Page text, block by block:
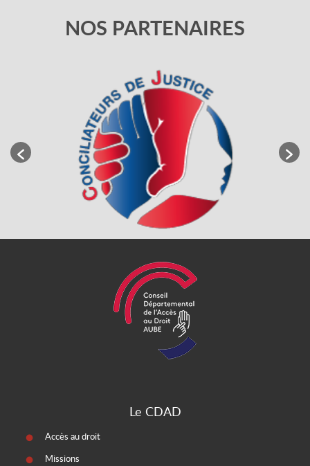
NOS PARTENAIRES
Le CDAD
Accès au droit
Missions